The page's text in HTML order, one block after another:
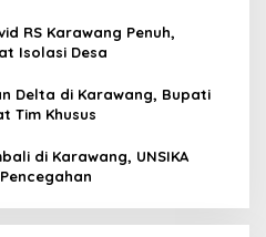
RS Karawang Penuh,
Isolasi Desa
Delta di Karawang, Bupati
Tim Khusus
di Karawang, UNSIKA